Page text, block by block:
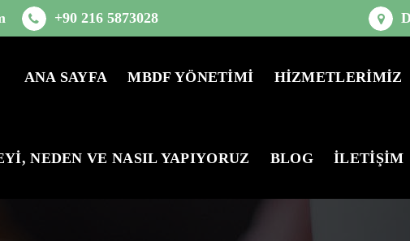
+90 216 5873028
ANA SAYFA MBDF YÖNETİMİ HİZMETLERİMİZ
NEDEN VE NASIL YAPIYORUZ BLOG İLETİŞİM